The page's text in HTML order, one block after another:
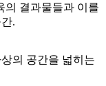
의 결과물들과 이를
.
의 공간을 넓히는